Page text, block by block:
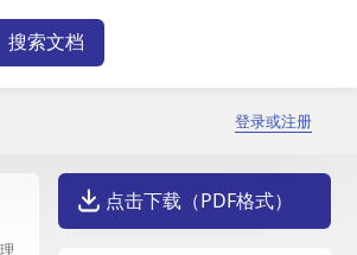
登录或注册
点击下载（PDF格式）